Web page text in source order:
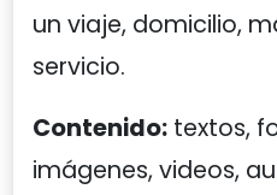
un viaje, domicilio,
servicio.
Contenido: textos,
imágenes, videos,